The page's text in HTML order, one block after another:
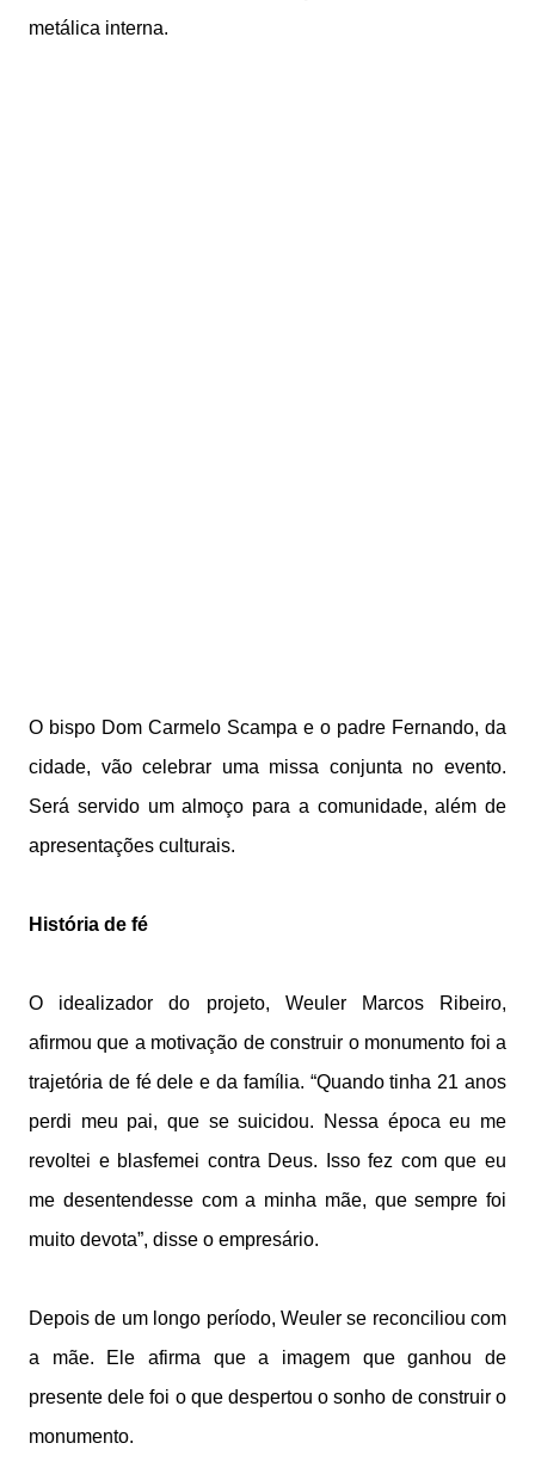
metálica interna.
O bispo Dom Carmelo Scampa e o padre Fernando, da
cidade, vão celebrar uma missa conjunta no evento.
Será servido um almoço para a comunidade, além de
apresentações culturais.
História de fé
O idealizador do projeto, Weuler Marcos Ribeiro,
afirmou que a motivação de construir o monumento foi a
trajetória de fé dele e da família. “Quando tinha 21 anos
perdi meu pai, que se suicidou. Nessa época eu me
revoltei e blasfemei contra Deus. Isso fez com que eu
me desentendesse com a minha mãe, que sempre foi
muito devota”, disse o empresário.
Depois de um longo período, Weuler se reconciliou com
a mãe. Ele afirma que a imagem que ganhou de
presente dele foi o que despertou o sonho de construir o
monumento.